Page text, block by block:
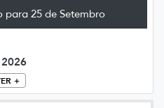
25 de Setembro
+